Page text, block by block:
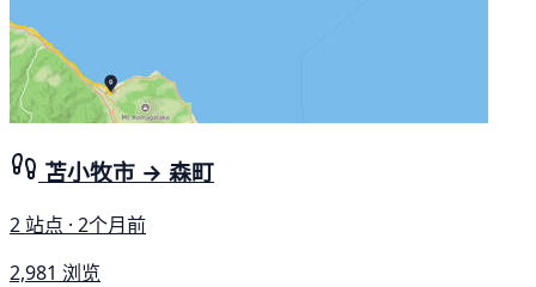
苫小牧市 → 森町
2 站点 · 2个月前
2,981 浏览